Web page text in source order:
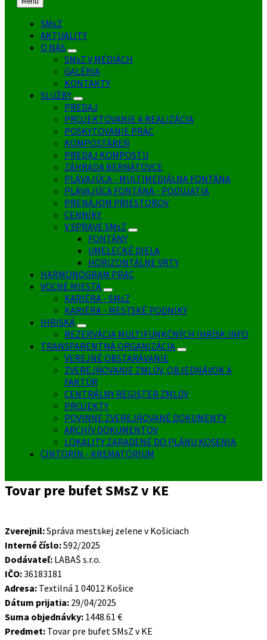
SMsZ
AKTUALITY
O NÁS
SMsZ V MÉDIÁCH
GALÉRIA
KONTAKTY
SLUŽBY
PREDAJ
PROJEKTOVANIE A REALIZÁCIA
POSKYTOVANIE PRÁC
KOMPOSTÁREŇ
PREDAJ KOMPOSTU
ZÁHRADA BERNÁTOVCE
PLÁVAJÚCA - MULTIMEDIÁLNA FONTÁNA
PLÁVAJÚCA FONTÁNA - PODUJATIA
PRENÁJOM PRIESTOROV
CENNÍKY
V SPRÁVE SMsZ
FONTÁNY
UMELECKÉ DIELA
HORIZONTÁLNE VRTY
HARMONOGRAM PRÁC
VOĽNÉ MIESTA
KARIÉRA - SMsZ
KARIÉRA - MESTSKÉ PODNIKY
IHRISKÁ
REZERVÁCIA MULTIFUNKČNÝCH IHRÍSK INFO
TRANSPARENTNÁ ORGANIZÁCIA
VEREJNÉ OBSTARÁVANIE
ZVEREJŇOVANIE ZMLÚV, OBJEDNÁVOK A
FAKTÚR
CENTRÁLNY REGISTER ZMLÚV
PROJEKTY
POVINNE ZVEREJŇOVANÉ DOKUMENTY
ARCHÍV DOKUMENTOV
LOKALITY ZARADENÉ DO PLÁNU KOSENIA
CINTORÍN - KREMATÓRIUM
Tovar pre bufet SMsZ v KE
Zverejnil:Správa mestskej zelene v Košiciach
Interné číslo:592/2025
Dodávateľ: LABAŠ s.r.o.
IČO:36183181
Adresa: Textilná 1 04012 Košice
Dátum prijatia: 29/04/2025
Suma objednávky: 1448.61 €
Predmet: Tovar pre bufet SMsZ v KE